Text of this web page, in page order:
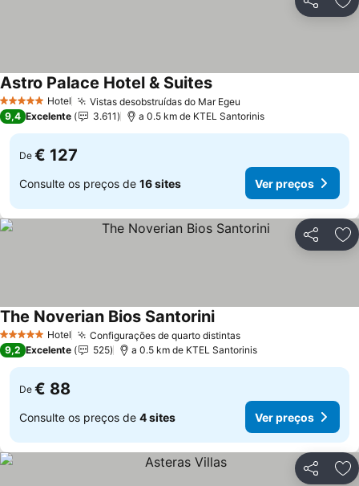
Partilhar
5 Estrelas Hotel Vistas desobstruídas do Mar Egeu
Astro Palace Hotel & Suites
9,4 Excelente 3.611 a 0.5 km de KTEL Santorinis
De € 127
Consulte os preços de 16 sites Ver preços
Partilhar
5 Estrelas Hotel Configurações de quarto distintas
The Noverian Bios Santorini
9,2 Excelente 525 a 0.5 km de KTEL Santorinis
De € 88
Consulte os preços de 4 sites Ver preços
Partilhar